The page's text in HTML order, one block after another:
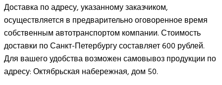
Доставка по адресу, указанному заказчиком,
осуществляется в предварительно оговоренное время
собственным автотранспортом компании. Стоимость
доставки по Санкт-Петербургу составляет 600 рублей.
Для вашего удобства возможен самовывоз продукции по
адресу: Октябрьская набережная, дом 50.